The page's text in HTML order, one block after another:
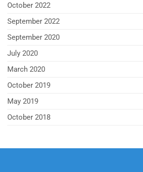
October 2022
September 2022
September 2020
July 2020
March 2020
October 2019
May 2019
October 2018